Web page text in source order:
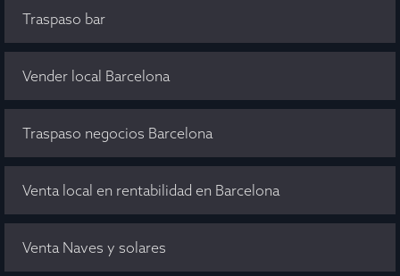
Traspaso bar
Vender local Barcelona
Traspaso negocios Barcelona
Venta local en rentabilidad en Barcelona
Venta Naves y solares